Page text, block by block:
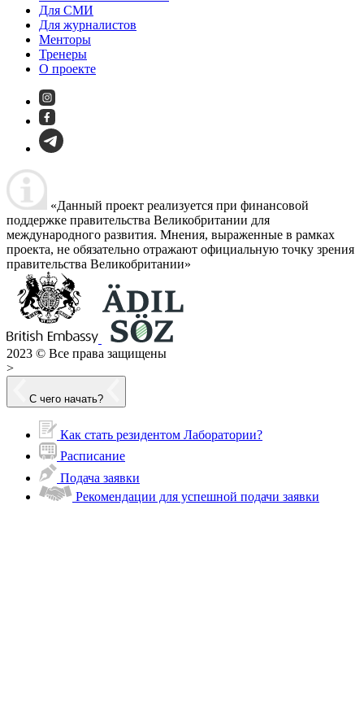
Для СМИ
Для журналистов
Менторы
Тренеры
О проекте
«Данный проект реализуется при финансовой
поддержке правительства Великобритании для
международного развития. Мнения, выраженные в рамках
проекта, не обязательно отражают официальную точку зрения
правительства Великобритании»
2023 © Все права защищены
>
С чего начать?
Как стать резидентом Лаборатории?
Расписание
Подача заявки
Рекомендации для успешной подачи заявки